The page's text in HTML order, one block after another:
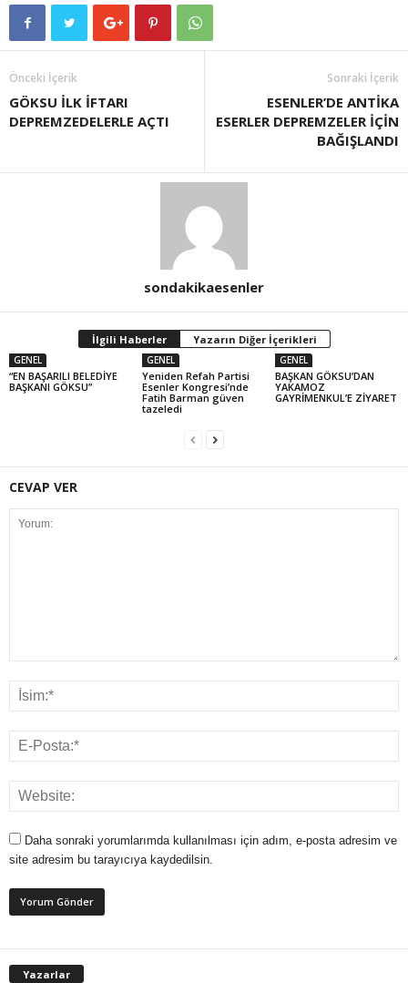
Önceki İçerik
GÖKSU İLK İFTARI
DEPREMZEDELERLE AÇTI
Sonraki İçerik
ESENLER’DE ANTİKA
ESERLER DEPREMZELER İÇİN
BAĞIŞLANDI
sondakikaesenler
İlgili Haberler Yazarın Diğer İçerikleri
GENEL
“EN BAŞARILI BELEDİYE
BAŞKANI GÖKSU”
GENEL
Yeniden Refah Partisi
Esenler Kongresi’nde
Fatih Barman güven
tazeledi
GENEL
BAŞKAN GÖKSU’DAN
YAKAMOZ
GAYRİMENKUL’E ZİYARET
CEVAP VER
Daha sonraki yorumlarımda kullanılması için adım, e-posta adresim ve
site adresim bu tarayıcıya kaydedilsin.
Yazarlar